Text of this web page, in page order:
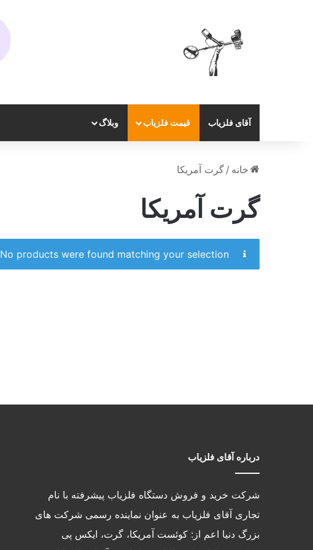
آقای فلزیاب قیمت فلزیاب وبلاگ
خانه / گرت آمریکا
گرت آمریکا
No products were found matching your selection.
درباره آقای فلزیاب
شرکت خرید و فروش دستگاه فلزیاب پیشرفته با نام
تجاری آقای فلزیاب به عنوان نماینده رسمی شرکت های
بزرگ دنیا اعم از: کوئست آمریکا، گرت، ایکس پی